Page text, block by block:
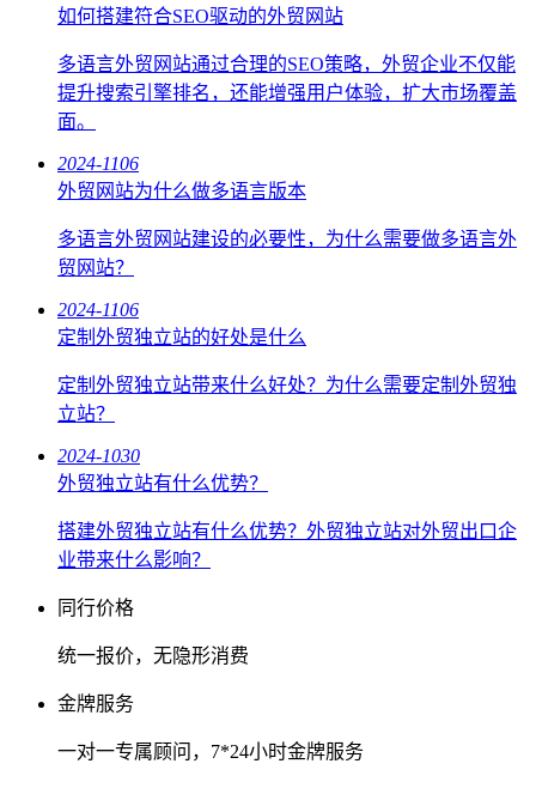
如何搭建符合SEO驱动的外贸网站
多语言外贸网站通过合理的SEO策略，外贸企业不仅能
提升搜索引擎排名，还能增强用户体验，扩大市场覆盖
面。
2024-1106
外贸网站为什么做多语言版本
多语言外贸网站建设的必要性，为什么需要做多语言外
贸网站？
2024-1106
定制外贸独立站的好处是什么
定制外贸独立站带来什么好处？为什么需要定制外贸独
立站？
2024-1030
外贸独立站有什么优势？
搭建外贸独立站有什么优势？外贸独立站对外贸出口企
业带来什么影响？
同行价格
统一报价，无隐形消费
金牌服务
一对一专属顾问，7*24小时金牌服务